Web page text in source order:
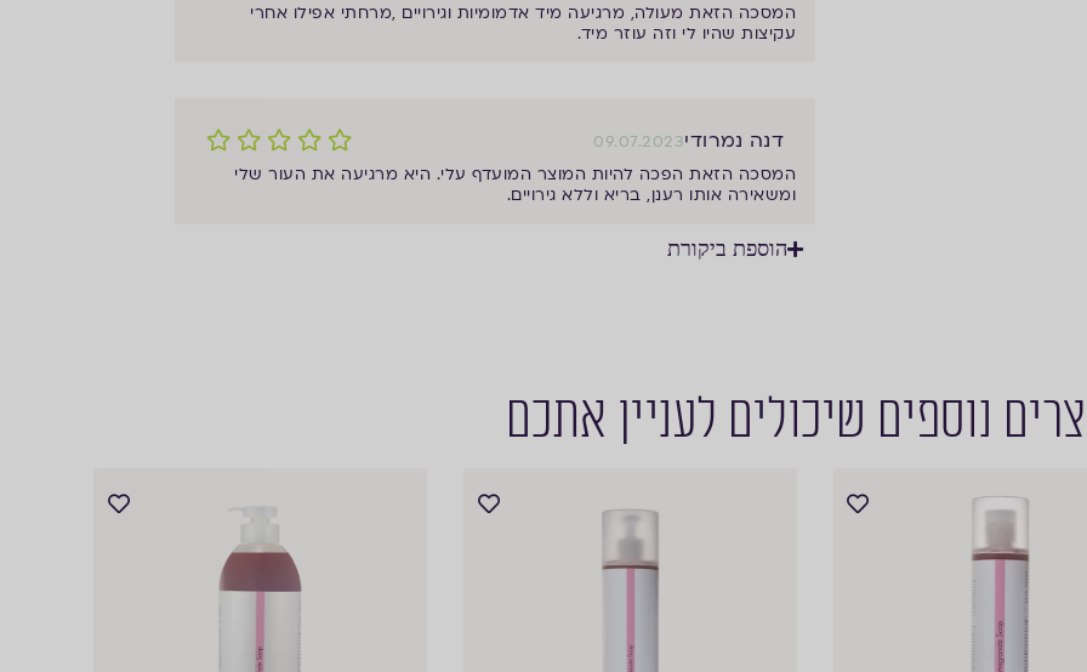
המסכה הזאת מעולה, מרגיעה מיד אדמומיות וגירויים ,מרחתי אפילו אחרי
עקיצות שהיו לי וזה עוזר מיד.
דנה נמרודי09.07.2023
המסכה הזאת הפכה להיות המוצר המועדף עלי. היא מרגיעה את העור שלי
ומשאירה אותו רענן, בריא וללא גירויים.
הוספת ביקורת
נוספים שיכולים לעניין אתכם